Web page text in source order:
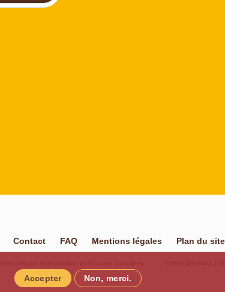
Contact FAQ Mentions légales Plan du site
Accepter Non, merci.